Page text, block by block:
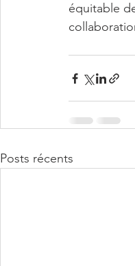
équitable
Posts récents